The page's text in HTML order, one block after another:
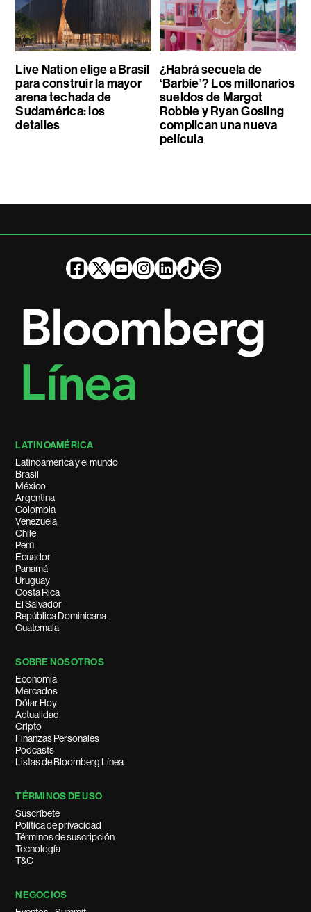
Live Nation elige a Brasil
para construir la mayor
arena techada de
Sudamérica: los
detalles
¿Habrá secuela de
‘Barbie’? Los millonarios
sueldos de Margot
Robbie y Ryan Gosling
complican una nueva
película
LATINOAMÉRICA
Latinoamérica y el mundo
Brasil
México
Argentina
Colombia
Venezuela
Chile
Perú
Ecuador
Panamá
Uruguay
Costa Rica
El Salvador
República Dominicana
Guatemala
SOBRE NOSOTROS
Economía
Mercados
Dólar Hoy
Actualidad
Cripto
Finanzas Personales
Podcasts
Listas de Bloomberg Línea
TÉRMINOS DE USO
Suscríbete
Política de privacidad
Términos de suscripción
Tecnología
T&C
NEGOCIOS